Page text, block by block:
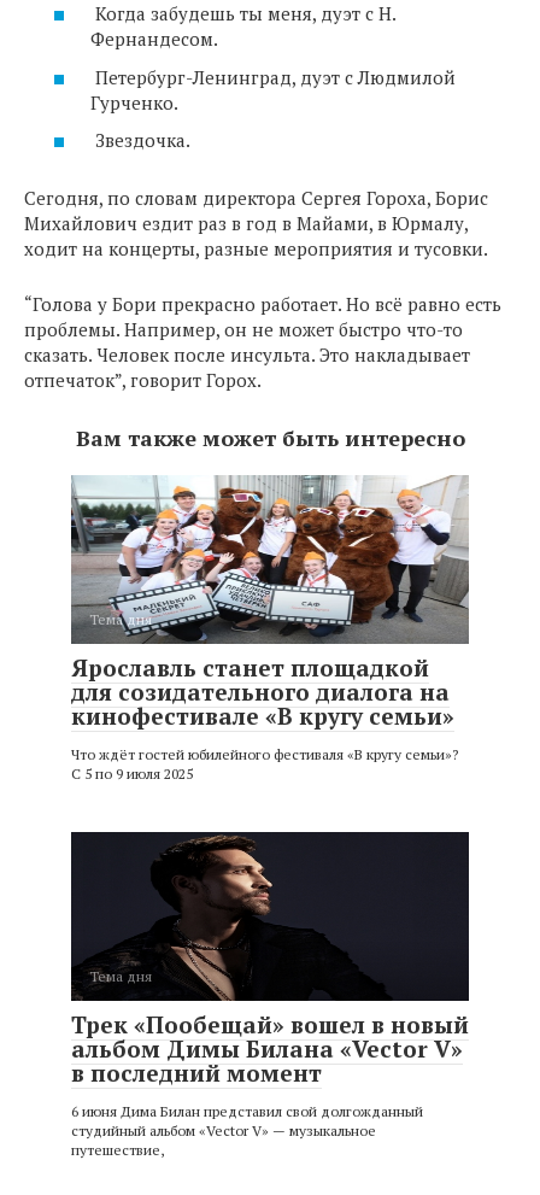
Когда забудешь ты меня, дуэт с Н.
Фернандесом.
Петербург-Ленинград, дуэт с Людмилой
Гурченко.
Звездочка.
Сегодня, по словам директора Сергея Гороха, Борис
Михайлович ездит раз в год в Майами, в Юрмалу,
ходит на концерты, разные мероприятия и тусовки.
“Голова у Бори прекрасно работает. Но всё равно есть
проблемы. Например, он не может быстро что-то
сказать. Человек после инсульта. Это накладывает
отпечаток”, говорит Горох.
Вам также может быть интересно
Тема дня
Ярославль станет площадкой
для созидательного диалога на
кинофестивале «В кругу семьи»
Что ждёт гостей юбилейного фестиваля «В кругу семьи»?
С 5 по 9 июля 2025
Тема дня
Трек «Пообещай» вошел в новый
альбом Димы Билана «Vector V»
в последний момент
6 июня Дима Билан представил свой долгожданный
студийный альбом «Vector V» — музыкальное
путешествие,